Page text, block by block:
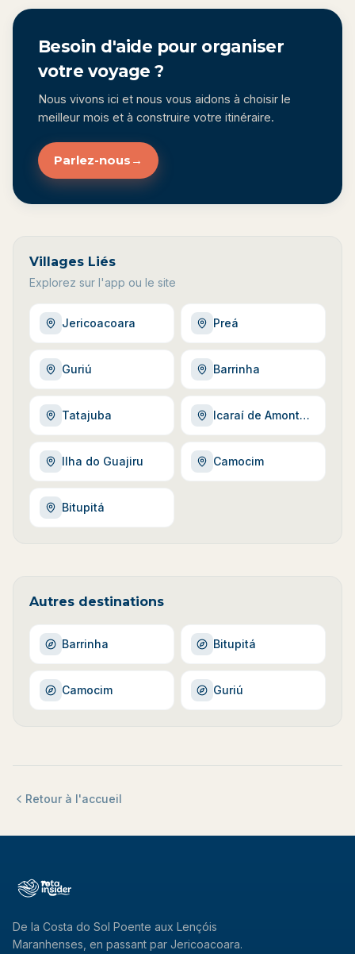
Besoin d'aide pour organiser
votre voyage ?
Nous vivons ici et nous vous aidons à choisir le
meilleur mois et à construire votre itinéraire.
Parlez-nous →
Villages Liés
Explorez sur l'app ou le site
Jericoacoara Preá
Guriú Barrinha
Tatajuba Icaraí de Amontada
Ilha do Guajiru Camocim
Bitupitá
Autres destinations
Barrinha Bitupitá
Camocim Guriú
Retour à l'accueil
De la Costa do Sol Poente aux Lençóis
Maranhenses, en passant par Jericoacoara.